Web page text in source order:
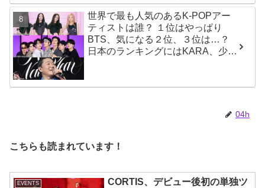
世界で最も人気のあるK-POPアー
ティストは誰？ １位はやっぱり
BTS、気になる２位、３位は…？
日本のランキングにはKARA、少女
04h
こちらも読まれています！
EVENTS
CORTIS、デビュー後初の単独ツ